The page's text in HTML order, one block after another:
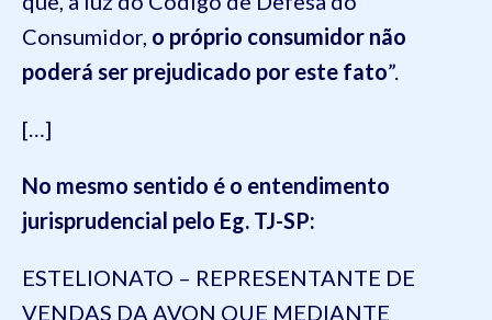
Consumidor, o próprio consumidor não
poderá ser prejudicado por este fato”.
[…]
No mesmo sentido é o entendimento
jurisprudencial pelo Eg. TJ-SP:
ESTELIONATO – REPRESENTANTE DE
VENDAS DA AVON QUE MEDIANTE